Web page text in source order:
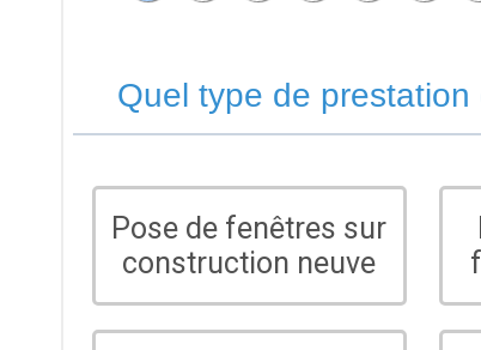
Quel type de
Pose de fenêtres sur
construction neuve